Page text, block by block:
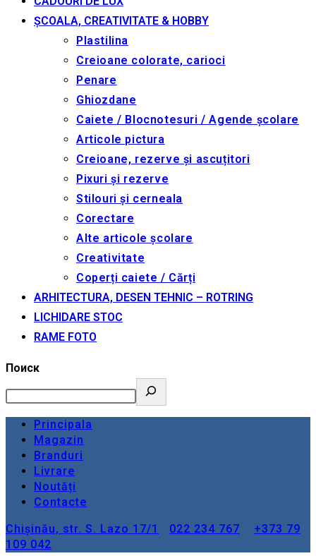
ȘCOALA, CREATIVITATE & HOBBY
Plastilina
Creioane colorate, carioci
Penare
Ghiozdane
Caiete / Blocnotesuri / Agende școlare
Articole pictura
Creioane, rezerve și ascuțitori
Pixuri și rezerve
Stilouri și cerneala
Corectare
Alte articole școlare
Creativitate
Coperți caiete / Cărți
ARHITECTURA, DESEN TEHNIC – ROTRING
LICHIDARE STOC
RAME FOTO
Поиск
Principala
Magazin
Branduri
Livrare
Noutăți
Contacte
Chișinău, str. S. Lazo 17/1
022 234 767
+373 79
109 042